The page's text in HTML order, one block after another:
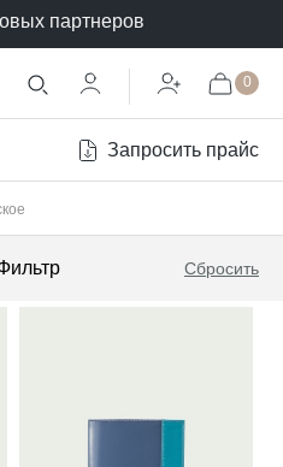
партнеров
0
Запросить прайс
Сбросить